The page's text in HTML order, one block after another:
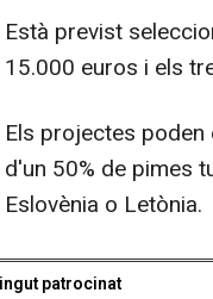
Està previst
15.000 euros i els
Els projectes
d'un 50% de pimes
Eslovènia o Letònia.
patrocinat